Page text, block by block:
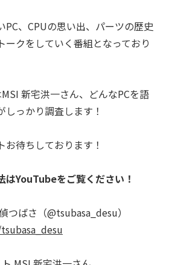
、CPUの思い出、パーツの歴史
ークをしていく番組となっており
新宅洪一さん、どんなPCを語
っかり調査します！
待ちしております！
YouTubeをご覧ください！
ばさ（@tsubasa_desu）